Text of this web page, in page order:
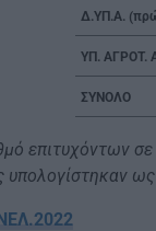
Δ.ΥΠ.Α.
ΥΠ. ΑΓΡΟΤ.
ΣΥΝΟΛΟ
επιτυχόντων
υπολογίστηκαν